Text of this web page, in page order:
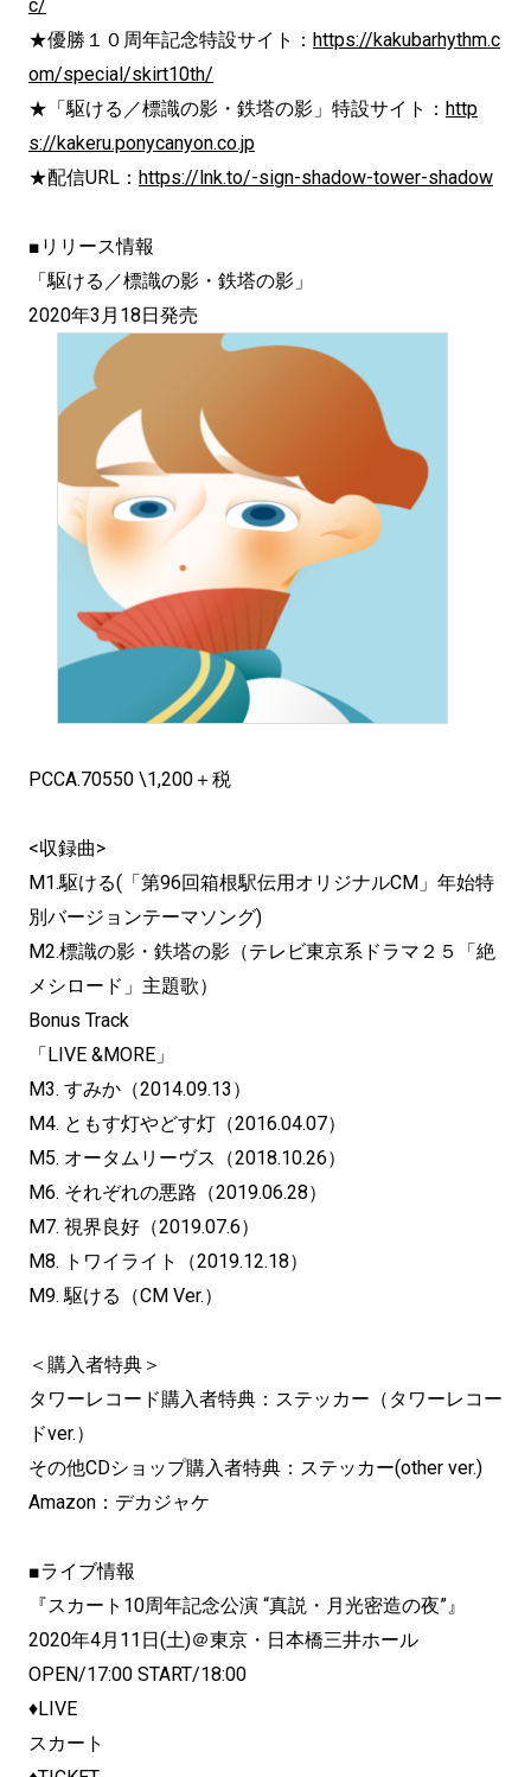
c/
★優勝１０周年記念特設サイト： https://kakubarhythm.c
om/special/skirt10th/
★「駆ける／標識の影・鉄塔の影」特設サイト： http
s://kakeru.ponycanyon.co.jp
★配信URL： https://lnk.to/-sign-shadow-tower-shadow
■リリース情報
「駆ける／標識の影・鉄塔の影」
2020年3月18日発売
PCCA.70550 \1,200＋税
<収録曲>
M1.駆ける(「第96回箱根駅伝用オリジナルCM」年始特
別バージョンテーマソング)
M2.標識の影・鉄塔の影（テレビ東京系ドラマ２５「絶
メシロード」主題歌）
Bonus Track
「LIVE &MORE」
M3. すみか（2014.09.13）
M4. ともす灯やどす灯（2016.04.07）
M5. オータムリーヴス（2018.10.26）
M6. それぞれの悪路（2019.06.28）
M7. 視界良好（2019.07.6）
M8. トワイライト（2019.12.18）
M9. 駆ける（CM Ver.）
＜購入者特典＞
タワーレコード購入者特典：ステッカー（タワーレコー
ドver.）
その他CDショップ購入者特典：ステッカー(other ver.)
Amazon：デカジャケ
■ライブ情報
『スカート10周年記念公演 “真説・月光密造の夜”』
2020年4月11日(土)＠東京・日本橋三井ホール
OPEN/17:00 START/18:00
♦LIVE
スカート